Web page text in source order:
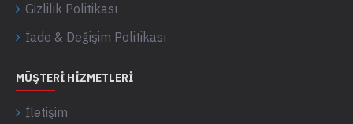
Gizlilik Politikası
İade & Değişim Politikası
MÜŞTERI HIZMETLERI
İletişim